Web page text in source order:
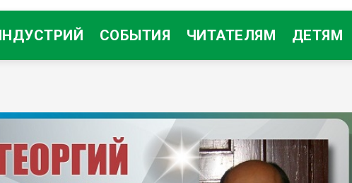
СОБЫТИЯ ЧИТАТЕЛЯМ ДЕТЯМ